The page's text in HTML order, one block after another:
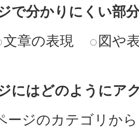
で分かりにくい部
文章の表現 図や
にはどのようにア
ージのカテゴリから